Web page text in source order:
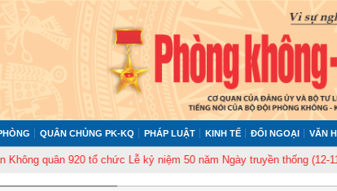
QUÂN CHỦNG PK-KQ PHÁP LUẬT KINH TẾ ĐỐI NGOẠI VĂN
920 tổ chức Lễ kỷ niệm 50 năm Ngày truyền thống (12-11-1975/12-